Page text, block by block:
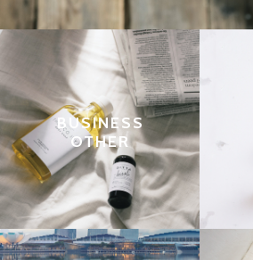
BUSINESS
OTHER